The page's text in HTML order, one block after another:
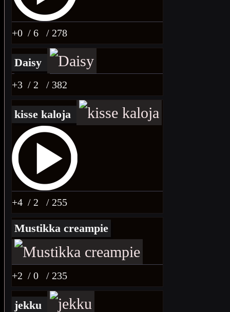
+0 / 6 / 278
Daisy
+3 / 2 / 382
kisse kaloja
+4 / 2 / 255
Mustikka creampie
+2 / 0 / 235
jekku